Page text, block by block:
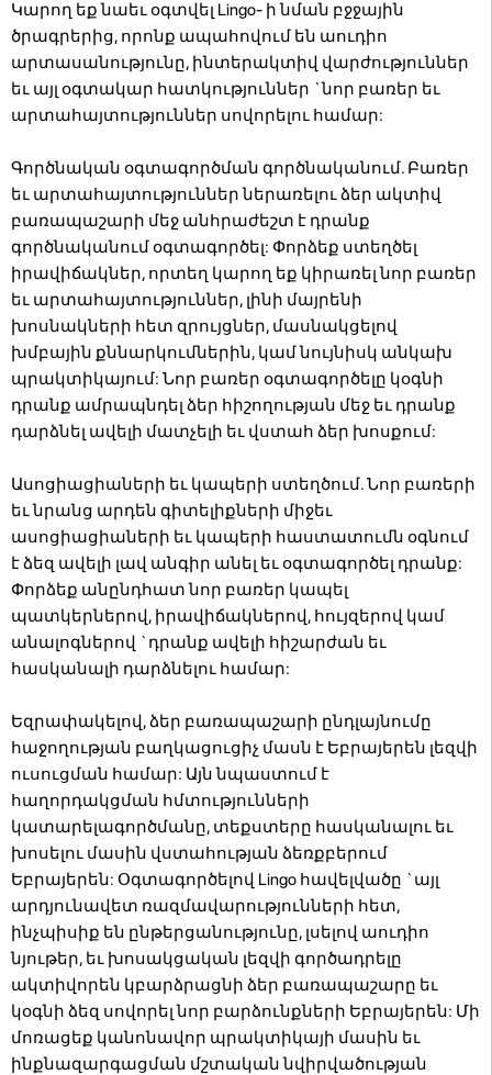
Կարող եք նաեւ օգտվել Lingo- ի նման բջջային
ծրագրերից, որոնք ապահովում են աուդիո
արտասանությունը, ինտերակտիվ վարժություններ
եւ այլ օգտակար հատկություններ `նոր բառեր եւ
արտահայտություններ սովորելու համար:
Գործնական օգտագործման գործնականում. Բառեր
եւ արտահայտություններ ներառելու ձեր ակտիվ
բառապաշարի մեջ անհրաժեշտ է դրանք
գործնականում օգտագործել: Փորձեք ստեղծել
իրավիճակներ, որտեղ կարող եք կիրառել նոր բառեր
եւ արտահայտություններ, լինի մայրենի
խոսնակների հետ զրույցներ, մասնակցելով
խմբային քննարկումներին, կամ նույնիսկ անկախ
պրակտիկայում: Նոր բառեր օգտագործելը կօգնի
դրանք ամրապնդել ձեր հիշողության մեջ եւ դրանք
դարձնել ավելի մատչելի եւ վստահ ձեր խոսքում:
Ասոցիացիաների եւ կապերի ստեղծում. Նոր բառերի
եւ նրանց արդեն գիտելիքների միջեւ
ասոցիացիաների եւ կապերի հաստատումն օգնում
է ձեզ ավելի լավ անգիր անել եւ օգտագործել դրանք:
Փորձեք անընդհատ նոր բառեր կապել
պատկերներով, իրավիճակներով, հույզերով կամ
անալոգներով `դրանք ավելի հիշարժան եւ
հասկանալի դարձնելու համար:
Եզրափակելով, ձեր բառապաշարի ընդլայնումը
հաջողության բաղկացուցիչ մասն է Եբրայերեն լեզվի
ուսուցման համար: Այն նպաստում է
հաղորդակցման հմտությունների
կատարելագործմանը, տեքստերը հասկանալու եւ
խոսելու մասին վստահության ձեռքբերում
Եբրայերեն: Օգտագործելով Lingo հավելվածը `այլ
արդյունավետ ռազմավարությունների հետ,
ինչպիսիք են ընթերցանությունը, լսելով աուդիո
նյութեր, եւ խոսակցական լեզվի գործադրելը
ակտիվորեն կբարձրացնի ձեր բառապաշարը եւ
կօգնի ձեզ սովորել նոր բարձունքների Եբրայերեն: Մի
մոռացեք կանոնավոր պրակտիկայի մասին եւ
ինքնազարգացման մշտական ​​նվիրվածության